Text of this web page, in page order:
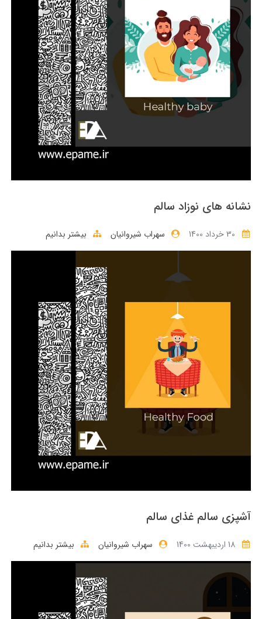
نشانه های نوزاد سالم
سهراب شیروانیان بیشتر بدانیم
آشپزی سالم غذای سالم
سهراب شیروانیان بیشتر بدانیم